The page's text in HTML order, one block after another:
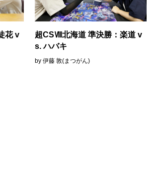
花 v
超CSⅧ北海道 準決勝：楽道 v
s. ハバキ
by 伊藤 敦(まつがん)